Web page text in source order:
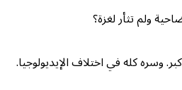
ولم تثأر لغزة؟
وسره كله في اختلاف الإيديولوجيا.